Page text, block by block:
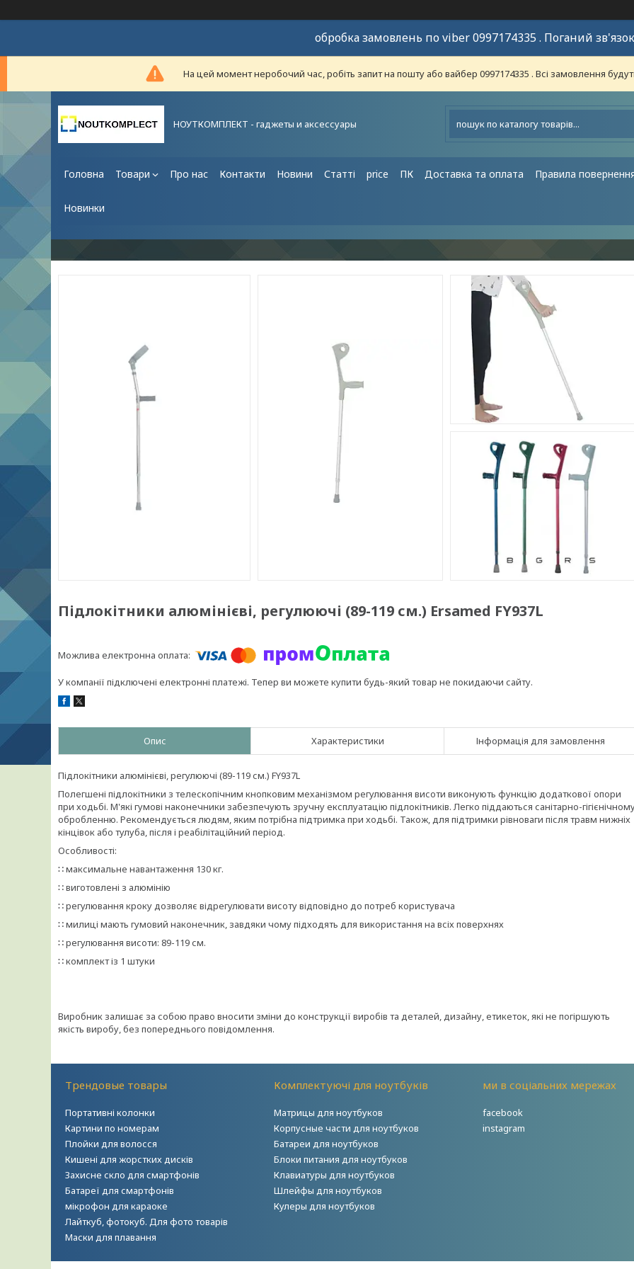
обробка замовлень по viber 0997174335 . Поганий
На цей момент неробочий час, робіть запит на пошту або вайбер 0997174335 . Всі замовлення
НОУТКОМПЛЕКТ - гаджеты и аксессуары
Головна Товари Про нас Контакти Новини Статті price ПК Доставка та оплата Правила
Новинки
Підлокітники алюмінієві, регулюючі (89-119 см.) Ersamed FY937L
У компанії підключені електронні платежі. Тепер ви можете купити будь-який товар не покидаючи сайту.
Опис Характеристики Інформація для замовлення
Підлокітники алюмінієві, регулюючі (89-119 см.) FY937L
Полегшені підлокітники з телескопічним кнопковим механізмом регулювання висоти виконують функцію додаткової опори
при ходьбі. М'які гумові наконечники забезпечують зручну експлуатацію підлокітників. Легко піддаються санітарно-
обробленню. Рекомендується людям, яким потрібна підтримка при ходьбі. Також, для підтримки рівноваги після травм нижніх
кінцівок або тулуба, після і реабілітаційний період.
Особливості:
∷ максимальне навантаження 130 кг.
∷ виготовлені з алюмінію
∷ регулювання кроку дозволяє відрегулювати висоту відповідно до потреб користувача
∷ милиці мають гумовий наконечник, завдяки чому підходять для використання на всіх поверхнях
∷ регулювання висоти: 89-119 см.
∷ комплект із 1 штуки
Виробник залишає за собою право вносити зміни до конструкції виробів та деталей, дизайну, етикеток, які не погіршують
якість виробу, без попереднього повідомлення.
Трендовые товары
Портативні колонки
Картини по номерам
Плойки для волосся
Кишені для жорстких дисків
Захисне скло для смартфонів
Батареї для смартфонів
мікрофон для караоке
Лайткуб, фотокуб. Для фото товарів
Маски для плавання
Комплектуючі для ноутбуків
Матрицы для ноутбуков
Корпусные части для ноутбуков
Батареи для ноутбуков
Блоки питания для ноутбуков
Клавиатуры для ноутбуков
Шлейфы для ноутбуков
Кулеры для ноутбуков
ми в соціальних мережах
facebook
instagram